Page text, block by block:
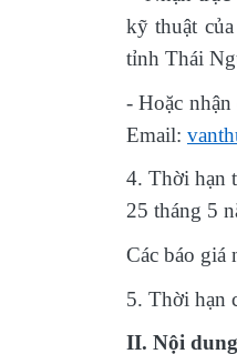
kỹ thuật
tỉnh Thái
- Hoặc
Email:
4. Thời hạn
25 tháng 5
Các báo giá
5. Thời hạn
II. Nội